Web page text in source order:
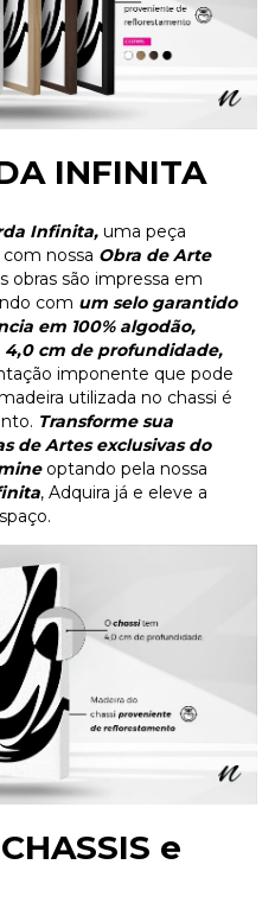
INFINITA
Infinita, uma peça
nossa Obra de Arte
obras são impressa em
com um selo garantido
em 100% algodão,
4,0 cm de profundidade,
imponente que pode
utilizada no chassi é
Transforme sua
de Artes exclusivas do
optando pela nossa
, Adquira já e eleve a
e